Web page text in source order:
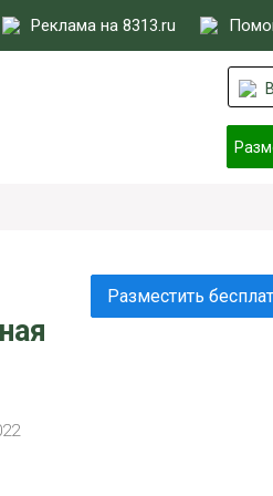
Реклама на 8313.ru
Разместить